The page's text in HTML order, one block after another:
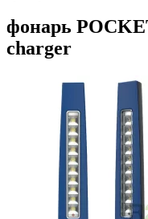
фонарь
charger